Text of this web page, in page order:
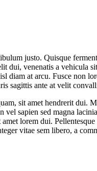
justo. Quisque
dui, venenatis a
diam at arcu. Fusce non
sagittis ante at velit
sit amet hendrerit
sapien sed magna
lorem dui.
vitae sem libero, a